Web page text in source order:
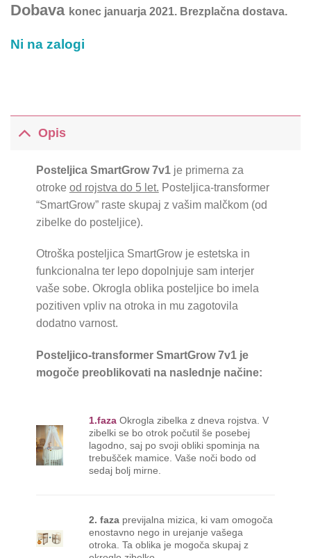
Dobava konec januarja 2021. Brezplačna dostava.
Ni na zalogi
Opis
Posteljica SmartGrow 7v1je primerna za
otroke od rojstva do 5 let. Posteljica-transformer
“SmartGrow” raste skupaj z vašim malčkom (od
zibelke do posteljice).
Otroška posteljica SmartGrow je estetska in
funkcionalna ter lepo dopolnjuje sam interjer
vaše sobe. Okrogla oblika posteljice bo imela
pozitiven vpliv na otroka in mu zagotovila
dodatno varnost.
Posteljico-transformer SmartGrow 7v1 je
mogoče preoblikovati na naslednje načine:
1.fazaOkrogla zibelka z dneva rojstva. V
zibelki se bo otrok počutil še posebej
lagodno, saj po svoji obliki spominja na
trebušček mamice. Vaše noči bodo od
sedaj bolj mirne.
2. fazaprevijalna mizica, ki vam omogoča
enostavno nego in urejanje vašega
otroka. Ta oblika je mogoča skupaj z